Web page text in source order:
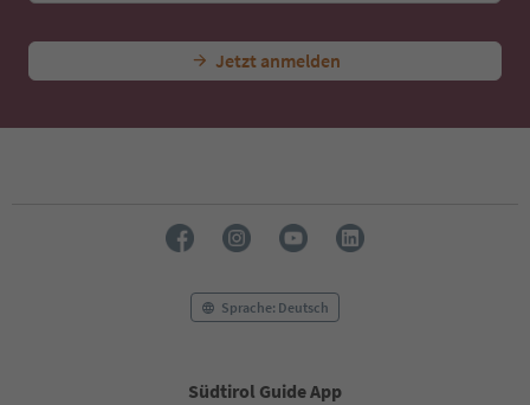
Jetzt anmelden
Sprache: Deutsch
Südtirol Guide App